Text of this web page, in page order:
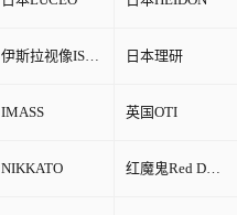
伊斯拉视像ISRA VISION 日本理研
IMASS 英国OTI
NIKKATO 红魔鬼Red Devil